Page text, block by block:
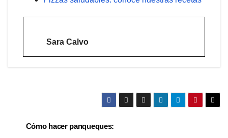
Sara Calvo
Navegación
Cómo hacer panqueques: